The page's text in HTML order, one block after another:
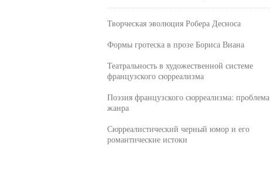
Творческая эволюция Робера Десноса
Формы гротеска в прозе Бориса Виана
Театральность в художественной системе
французского сюрреализма
Поэзия французского сюрреализма: проблема
жанра
Сюрреалистический черный юмор и его
романтические истоки